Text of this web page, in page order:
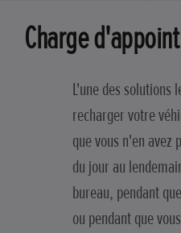
Charge d'appoint
L'une des solutions
recharger votre
que vous n'en avez
du jour au
bureau, pendant
ou pendant que